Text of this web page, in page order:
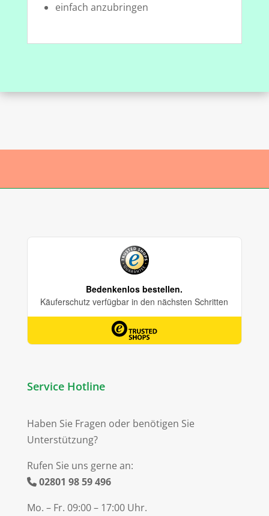
einfach anzubringen
Service Hotline
Haben Sie Fragen oder benötigen Sie
Unterstützung?
Rufen Sie uns gerne an:
02801 98 59 496
Mo. – Fr. 09:00 – 17:00 Uhr.